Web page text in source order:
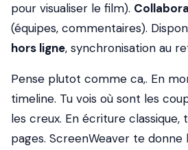
pour visualiser le film).
(équipes, commentaires).
hors ligne, synchronisation au
Pense plutot comme ca,. En
timeline. Tu vois où sont les
les creux. En écriture classique,
pages. ScreenWeaver te donne